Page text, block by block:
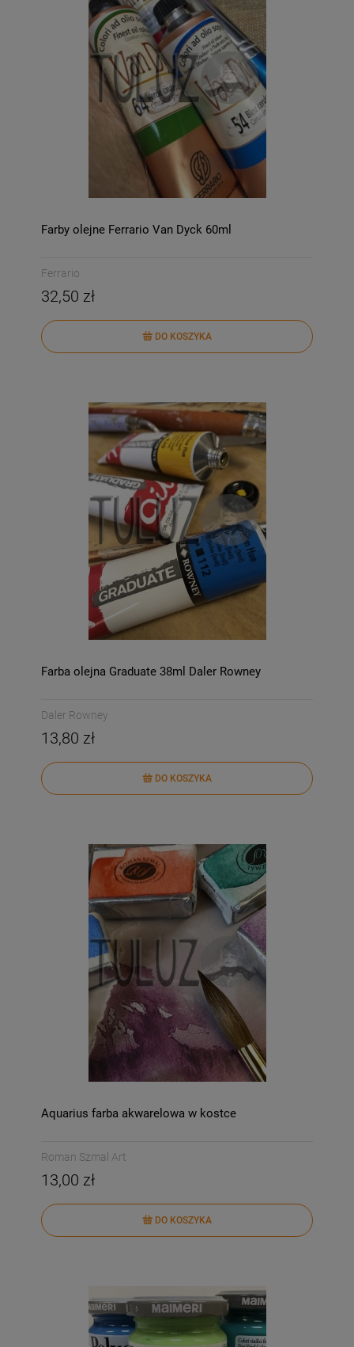
Farby olejne Ferrario Van Dyck 60ml
Ferrario
32,50 zł
DO KOSZYKA
Farba olejna Graduate 38ml Daler Rowney
Daler Rowney
13,80 zł
DO KOSZYKA
Aquarius farba akwarelowa w kostce
Roman Szmal Art
13,00 zł
DO KOSZYKA